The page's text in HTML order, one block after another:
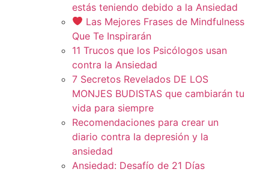
estás teniendo debido a la Ansiedad
Las Mejores Frases de Mindfulness
Que Te Inspirarán
11 Trucos que los Psicólogos usan
contra la Ansiedad
7 Secretos Revelados DE LOS
MONJES BUDISTAS que cambiarán tu
vida para siempre
Recomendaciones para crear un
diario contra la depresión y la
ansiedad
Ansiedad: Desafío de 21 Días